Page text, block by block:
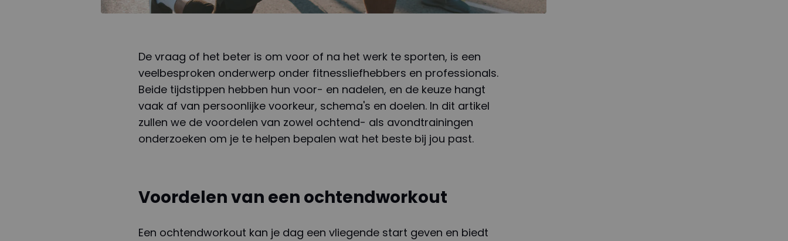
De vraag of het beter is om voor of na het werk te sporten, is een
veelbesproken onderwerp onder fitnessliefhebbers en professionals.
Beide tijdstippen hebben hun voor- en nadelen, en de keuze hangt
vaak af van persoonlijke voorkeur, schema's en doelen. In dit artikel
zullen we de voordelen van zowel ochtend- als avondtrainingen
onderzoeken om je te helpen bepalen wat het beste bij jou past.
Voordelen van een ochtendworkout
Een ochtendworkout kan je dag een vliegende start geven en biedt